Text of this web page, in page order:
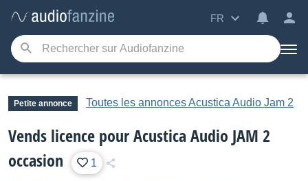
FR
Petite annonce Toutes les annonces Acustica Audio Jam 2
Vends licence pour Acustica Audio JAM 2
occasion
1